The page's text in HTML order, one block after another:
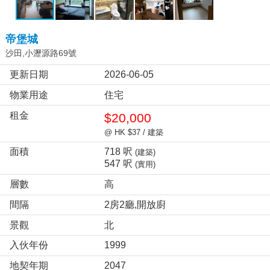
帝堡城
沙田,小瀝源路69號
更新日期
2026-06-05
物業用途
住宅
租金
$20,000
@ HK $37 / 建築
面積 718 呎 (建築)
547 呎 (實用)
層數
高
間隔
2房2廳,開放廚
景觀
北
入伙年份
1999
地契年期
2047